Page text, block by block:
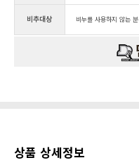
비추대상 비누를 사용하지 않는 분
상품 상세정보